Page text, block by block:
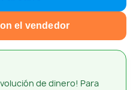
de dinero! Para
el vendedor